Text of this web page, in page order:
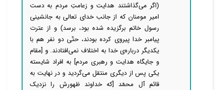
(اگر می‌گذاشتند هدایت و زعامتِ مردم به دست
امیر مومنان که از جانب خدای تعالی به جانشینی
رسول خاتم برگزیده شده بود، برسد) و از عترت
پیامبر خدا پیروى كرده بودند، حتّى دو نفر هم با
یكدیگر درباره‌ی خدا به اختلاف نمى‌افتادند. و [مقام
و جایگاه هدایت و رهبری مردم] به افراد شایسته
یكى پس از دیگرى منتقل مى‌گردید و در نهایت به
قائم آل محمّد [که خداوند ظهورش را نزدیک